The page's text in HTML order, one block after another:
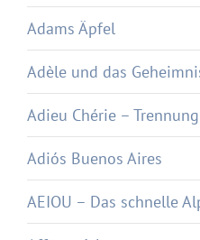
Adams Äpfel
Adèle und das
Adieu Chérie –
Adiós Buenos Aires
AEIOU – Das schnelle